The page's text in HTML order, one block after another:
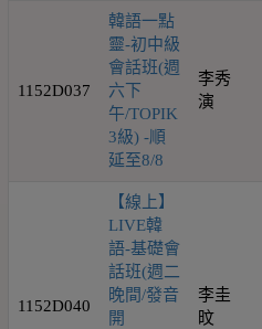
1152D037
韓語一點
靈-初中級
會話班(週
六下
午/TOPIK
3級) -順
延至8/8
李秀
演
1152D040
【線上】
LIVE韓
語-基礎會
話班(週二
晚間/發音
開
李圭
旼